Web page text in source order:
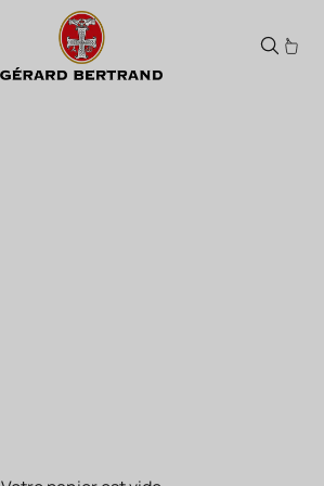
Clos d'Ora 2019 – AOP Minervois La